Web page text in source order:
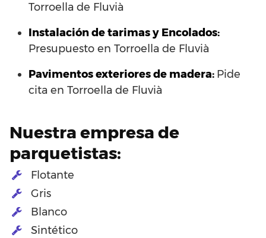
Torroella de Fluvià
Instalación de tarimas y Encolados:
Presupuesto en Torroella de Fluvià
Pavimentos exteriores de madera: Pide
cita en Torroella de Fluvià
Nuestra empresa de
parquetistas:
Flotante
Gris
Blanco
Sintético